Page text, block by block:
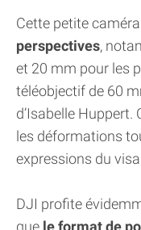
Cette petite
perspectives,
et 20 mm pour les
téléobjectif de 60
d’Isabelle
les déformations
expressions du
DJI profite
que le format de